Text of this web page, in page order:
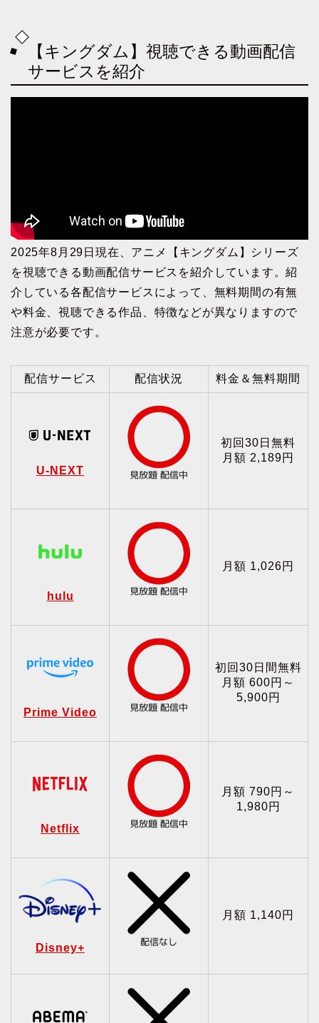
【キングダム】視聴できる動画配信
サービスを紹介
2025年8月29日現在、アニメ【キングダム】シリーズ
を視聴できる動画配信サービスを紹介しています。紹
介している各配信サービスによって、無料期間の有無
や料金、視聴できる作品、特徴などが異なりますので
注意が必要です。
配信サービス 配信状況 料金＆無料期間
U-NEXT
初回30日無料
月額 2,189円
hulu
月額 1,026円
Prime Video
初回30日間無料
月額 600円～
5,900円
Netflix
月額 790円～
1,980円
Disney+
月額 1,140円